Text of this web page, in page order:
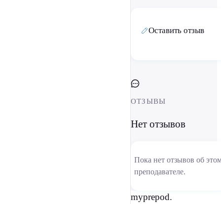
Оставить отзыв
ОТЗЫВЫ
Нет отзывов
Пока нет отзывов об
преподавателе.
myprepod.